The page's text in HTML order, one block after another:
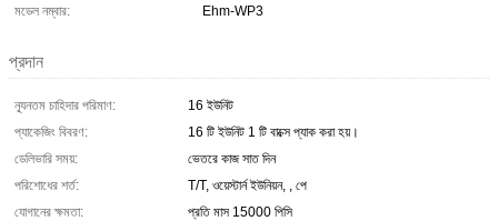
মডেল নম্বার:
Ehm-WP3
প্রদান
ন্যূনতম চাহিদার পরিমাণ:
16 ইউনিট
প্যাকেজিং বিবরণ:
16 টি ইউনিট 1 টি বাক্সে প্যাক করা হয়।
ডেলিভারি সময়:
ভেতরে কাজ সাত দিন
পরিশোধের শর্ত:
T/T, ওয়েস্টার্ন ইউনিয়ন, , পে
যোগানের ক্ষমতা:
প্রতি মাস 15000 পিসি